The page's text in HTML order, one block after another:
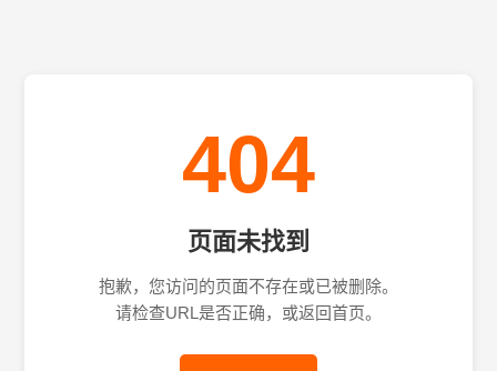
404
页面未找到
抱歉，您访问的页面不存在或已被删除。
请检查URL是否正确，或返回首页。